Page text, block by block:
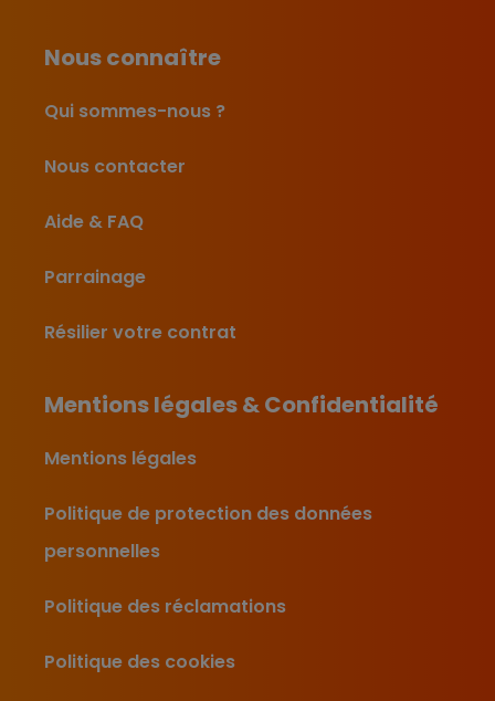
Nous connaître
Qui sommes-nous ?
Nous contacter
Aide & FAQ
Parrainage
Résilier votre contrat
Mentions légales & Confidentialité
Mentions légales
Politique de protection des données
personnelles
Politique des réclamations
Politique des cookies